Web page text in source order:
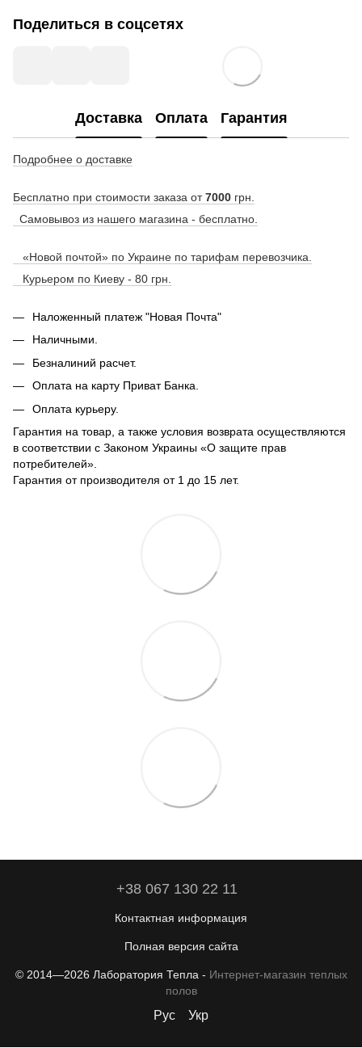
Поделиться в соцсетях
Доставка Оплата Гарантия
Подробнее о доставке
Бесплатно при стоимости заказа от7000 грн.
Самовывоз из нашего магазина - бесплатно.
«Новой почтой» по Украине по тарифам перевозчика.
Курьером по Киеву - 80 грн.
Наложенный платеж "Новая Почта"
Наличными.
Безналиний расчет.
Оплата на карту Приват Банка.
Оплата курьеру.
Гарантия на товар, а также условия возврата осуществляются
в соответствии с Законом Украины «О защите прав
потребителей».
Гарантия от производителя от 1 до 15 лет.
+38 067 130 22 11
Контактная информация
Полная версия сайта
© 2014—2026 Лаборатория Тепла - Интернет-магазин теплых
полов
Рус Укр